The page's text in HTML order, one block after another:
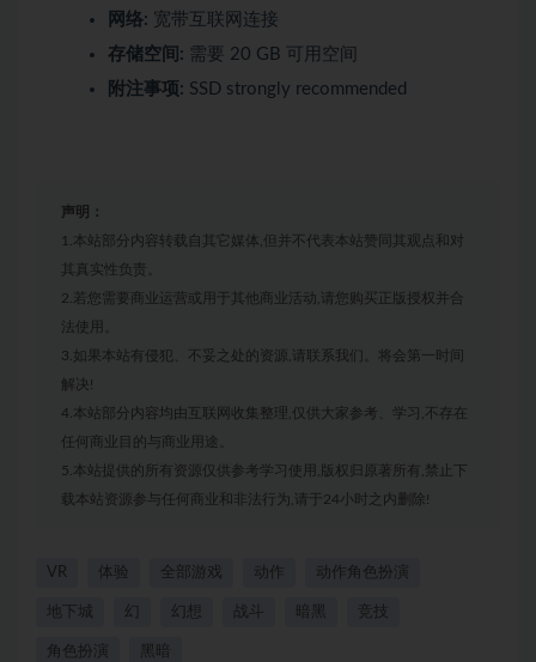
网络: 宽带互联网连接
存储空间: 需要 20 GB 可用空间
附注事项: SSD strongly recommended
声明：
1.本站部分内容转载自其它媒体,但并不代表本站赞同其观点和对
其真实性负责。
2.若您需要商业运营或用于其他商业活动,请您购买正版授权并合
法使用。
3.如果本站有侵犯、不妥之处的资源,请联系我们。将会第一时间
解决!
4.本站部分内容均由互联网收集整理,仅供大家参考、学习,不存在
任何商业目的与商业用途。
5.本站提供的所有资源仅供参考学习使用,版权归原著所有,禁止下
载本站资源参与任何商业和非法行为,请于24小时之内删除!
VR 体验 全部游戏 动作 动作角色扮演
地下城 幻 幻想 战斗 暗黑 竞技
角色扮演 黑暗